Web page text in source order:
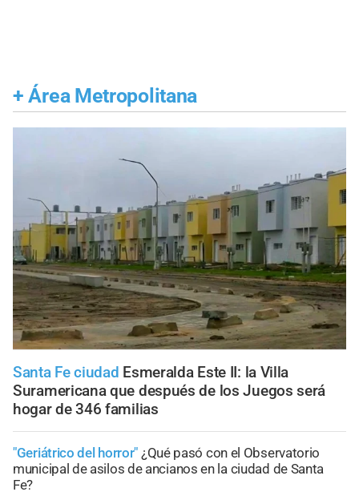
+ Área Metropolitana
Santa Fe ciudad Esmeralda Este II: la Villa
Suramericana que después de los Juegos será
hogar de 346 familias
"Geriátrico del horror" ¿Qué pasó con el Observatorio
municipal de asilos de ancianos en la ciudad de Santa
Fe?